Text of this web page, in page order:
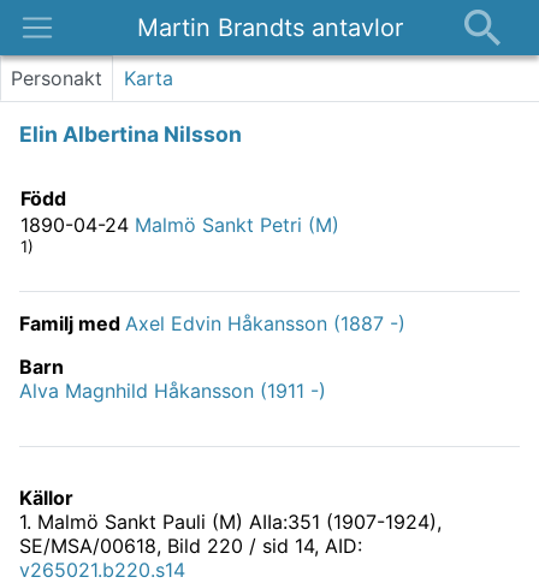
Martin Brandts antavlor
Platser
Kontakt
Personakt Karta
Elin Albertina Nilsson
Född
1890-04-24 Malmö Sankt Petri (M)
1)
Familj med Axel Edvin Håkansson (1887 -)
Barn
Alva Magnhild Håkansson (1911 -)
Källor
1. Malmö Sankt Pauli (M) AIIa:351 (1907-1924),
SE/MSA/00618, Bild 220 / sid 14, AID:
v265021.b220.s14